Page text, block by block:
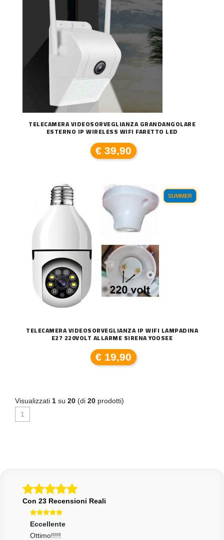
TELECAMERA VIDEOSORVEGLIANZA GRANDANGOLARE
ESTERNO IP WIRELESS WIFI FARETTO LED
€ 39,90
SUMMER
TELECAMERA VIDEOSORVEGLIANZA IP WIFI LAMPADINA
E27 220VOLT ALLARME SIRENA YOOSEE
€ 19,90
Visualizzati 1 su 20 (di 20 prodotti)
1
Con 23 Recensioni Reali
Eccellente
Ottimo!!!!!
Eccellente
Ordino eseguito in tempi strettissimi, imballaggio